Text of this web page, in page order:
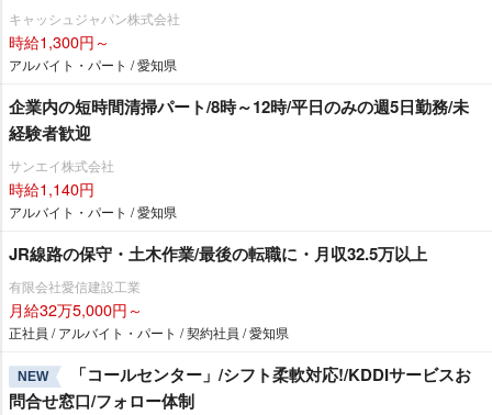
キャッシュジャパン株式会社
時給1,300円～
アルバイト・パート / 愛知県
企業内の短時間清掃パート/8時～12時/平日のみの週5日勤務/未
経験者歓迎
サンエイ株式会社
時給1,140円
アルバイト・パート / 愛知県
JR線路の保守・土木作業/最後の転職に・月収32.5万以上
有限会社愛信建設工業
月給32万5,000円～
正社員 / アルバイト・パート / 契約社員 / 愛知県
NEW
「コールセンター」/シフト柔軟対応!/KDDIサービスお
問合せ窓口/フォロー体制